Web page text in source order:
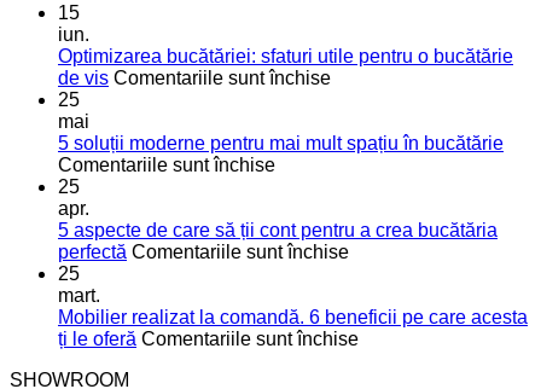
15
iun.
Optimizarea bucătăriei: sfaturi utile pentru o bucătărie
de vis Comentariile sunt închisepentru
sfaturi
bucătărie
de
25
mai
5 soluții moderne pentru mai mult spațiu în bucătărie
Comentariile sunt închisepentru
moderne
pentru
spațiu
în
25
apr.
5 aspecte de care să ții cont pentru a crea bucătăria
perfectă Comentariile sunt închisepentru
de
care
25
mart.
Mobilier realizat la comandă. 6 beneficii pe care acesta
ți le oferă Comentariile sunt închisepentru
SHOWROOM